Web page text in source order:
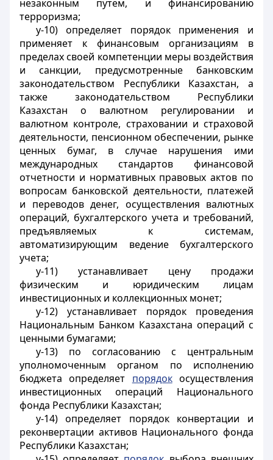
незаконным путем, и финансированию
терроризма;
у-10) определяет порядок применения и
применяет к финансовым организациям в
пределах своей компетенции меры воздействия
и санкции, предусмотренные банковским
законодательством Республики Казахстан, а
также законодательством Республики
Казахстан о валютном регулировании и
валютном контроле, страховании и страховой
деятельности, пенсионном обеспечении, рынке
ценных бумаг, в случае нарушения ими
международных стандартов финансовой
отчетности и нормативных правовых актов по
вопросам банковской деятельности, платежей
и переводов денег, осуществления валютных
операций, бухгалтерского учета и требований,
предъявляемых к системам,
автоматизирующим ведение бухгалтерского
учета;
у-11) устанавливает цену продажи
физическим и юридическим лицам
инвестиционных и коллекционных монет;
у-12) устанавливает порядок проведения
Национальным Банком Казахстана операций с
ценными бумагами;
у-13) по согласованию с центральным
уполномоченным органом по исполнению
бюджета определяет порядокосуществления
инвестиционных операций Национального
фонда Республики Казахстан;
у-14) определяет порядок конвертации и
реконвертации активов Национального фонда
Республики Казахстан;